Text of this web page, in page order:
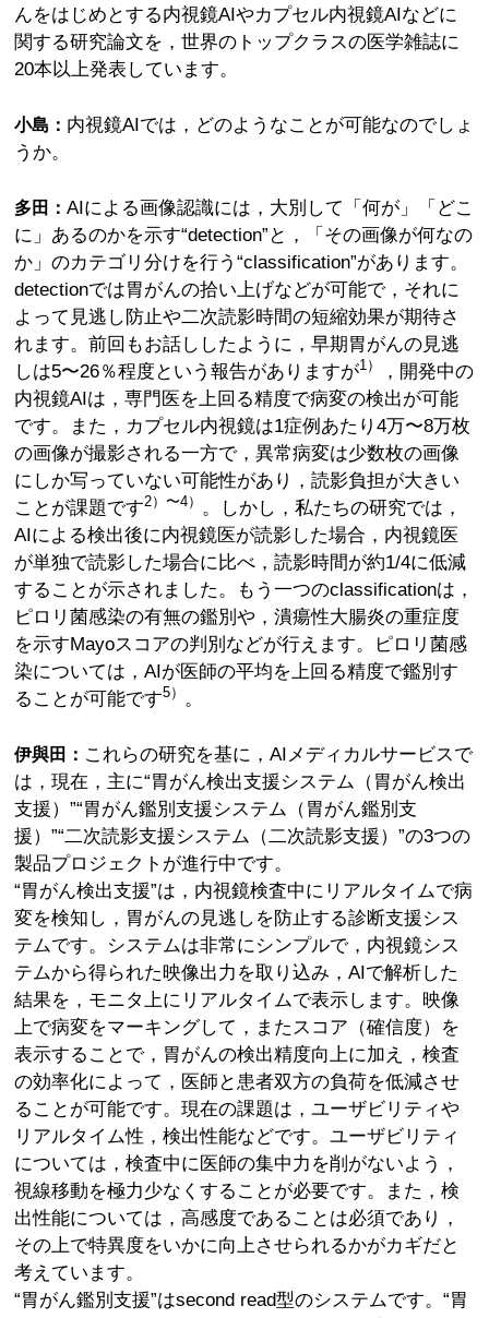
んをはじめとする内視鏡AIやカプセル内視鏡AIなどに
関する研究論文を，世界のトップクラスの医学雑誌に
20本以上発表しています。
小島： 内視鏡AIでは，どのようなことが可能なのでしょ
うか。
多田：AIによる画像認識には，大別して「何が」「どこ
に」あるのかを示す“detection”と，「その画像が何なの
か」のカテゴリ分けを行う“classification”があります。
detectionでは胃がんの拾い上げなどが可能で，それに
よって見逃し防止や二次読影時間の短縮効果が期待さ
れます。前回もお話ししたように，早期胃がんの見逃
しは5〜26％程度という報告がありますが1）
，開発中の
内視鏡AIは，専門医を上回る精度で病変の検出が可能
です。また，カプセル内視鏡は1症例あたり4万〜8万枚
の画像が撮影される一方で，異常病変は少数枚の画像
にしか写っていない可能性があり，読影負担が大きい
ことが課題です2）〜4）
。しかし，私たちの研究では，
AIによる検出後に内視鏡医が読影した場合，内視鏡医
が単独で読影した場合に比べ，読影時間が約1/4に低減
することが示されました。もう一つのclassificationは，
ピロリ菌感染の有無の鑑別や，潰瘍性大腸炎の重症度
を示すMayoスコアの判別などが行えます。ピロリ菌感
染については，AIが医師の平均を上回る精度で鑑別す
ることが可能です5） 。
伊與田： これらの研究を基に，AIメディカルサービスで
は，現在，主に“胃がん検出支援システム（胃がん検出
支援）”“胃がん鑑別支援システム（胃がん鑑別支
援）”“二次読影支援システム（二次読影支援）”の3つの
製品プロジェクトが進行中です。
“胃がん検出支援”は，内視鏡検査中にリアルタイムで病
変を検知し，胃がんの見逃しを防止する診断支援シス
テムです。システムは非常にシンプルで，内視鏡シス
テムから得られた映像出力を取り込み，AIで解析した
結果を，モニタ上にリアルタイムで表示します。映像
上で病変をマーキングして，またスコア（確信度）を
表示することで，胃がんの検出精度向上に加え，検査
の効率化によって，医師と患者双方の負荷を低減させ
ることが可能です。現在の課題は，ユーザビリティや
リアルタイム性，検出性能などです。ユーザビリティ
については，検査中に医師の集中力を削がないよう，
視線移動を極力少なくすることが必要です。また，検
出性能については，高感度であることは必須であり，
その上で特異度をいかに向上させられるかがカギだと
考えています。
“胃がん鑑別支援”はsecond read型のシステムです。“胃